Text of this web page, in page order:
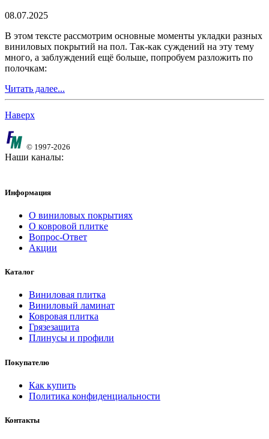
08.07.2025
В этом тексте рассмотрим основные моменты укладки разных
виниловых покрытий на пол. Так-как суждений на эту тему
много, а заблуждений ещё больше, попробуем разложить по
полочкам:
Читать далее...
Наверх
© 1997-2026
Наши каналы:
Информация
О виниловых покрытиях
О ковровой плитке
Вопрос-Ответ
Акции
Каталог
Виниловая плитка
Виниловый ламинат
Ковровая плитка
Грязезащита
Плинусы и профили
Покупателю
Как купить
Политика конфиденциальности
Контакты